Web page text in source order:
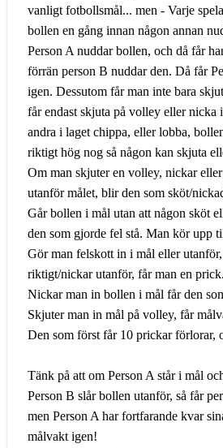
vanligt fotbollsmål... men - Varje
bollen en gång innan någon annan
Person A nuddar bollen, och då får
förrän person B nuddar den. Då får
igen. Dessutom får man inte bara
får endast skjuta på volley eller
andra i laget chippa, eller lobba,
riktigt hög nog så någon kan skjuta
Om man skjuter en volley, nickar
utanför målet, blir den som sköt/
Går bollen i mål utan att någon sköt
den som gjorde fel stå. Man kör upp
Gör man felskott in i mål eller
riktigt/nickar utanför, får man en prick.
Nickar man in bollen i mål får den
Skjuter man in mål på volley, får
Den som först får 10 prickar förlorar,
Tänk på att om Person A står i mål
Person B slår bollen utanför, så får
men Person A har fortfarande kvar
målvakt igen!